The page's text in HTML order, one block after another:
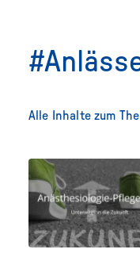
Alle Inhalte zum